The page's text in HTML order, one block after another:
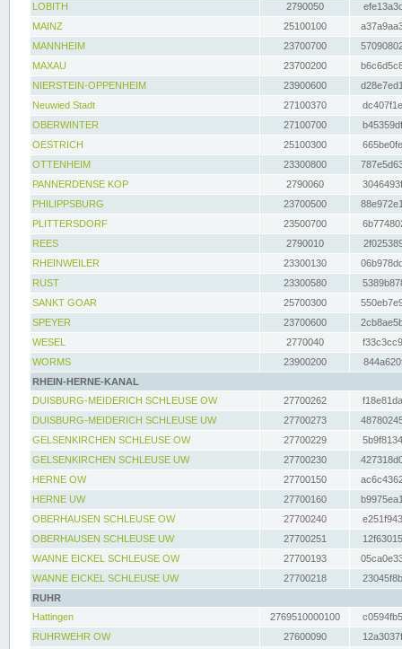
LOBITH
2790050
MAINZ
25100100
MANNHEIM
23700700
MAXAU
23700200
NIERSTEIN-OPPENHEIM
23900600
Neuwied Stadt
27100370
OBERWINTER
27100700
OESTRICH
25100300
OTTENHEIM
23300800
PANNERDENSE KOP
2790060
PHILIPPSBURG
23700500
PLITTERSDORF
23500700
REES
2790010
RHEINWEILER
23300130
RUST
23300580
SANKT GOAR
25700300
SPEYER
23700600
WESEL
2770040
WORMS
23900200
RHEIN-HERNE-KANAL
DUISBURG-MEIDERICH SCHLEUSE OW
27700262
DUISBURG-MEIDERICH SCHLEUSE UW
27700273
GELSENKIRCHEN SCHLEUSE OW
27700229
GELSENKIRCHEN SCHLEUSE UW
27700230
HERNE OW
27700150
HERNE UW
27700160
OBERHAUSEN SCHLEUSE OW
27700240
OBERHAUSEN SCHLEUSE UW
27700251
WANNE EICKEL SCHLEUSE OW
27700193
WANNE EICKEL SCHLEUSE UW
27700218
RUHR
Hattingen
2769510000100
RUHRWEHR OW
27600090